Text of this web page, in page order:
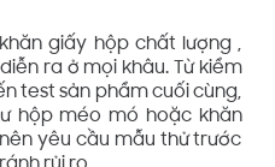
giấy hộp chất lượng ,
ra ở mọi khâu. Từ kiểm
test sản phẩm cuối cùng,
hộp méo mó hoặc khăn
yêu cầu mẫu thử trước